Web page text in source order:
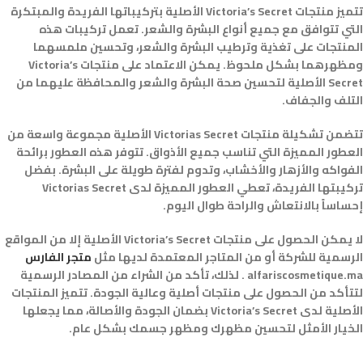
تتميز منتجات Victoria’s Secret الأصلية بتركيباتها الفريدة والمبتكرة
التي تتوافق مع جميع أنواع البشرة والشعر. تعمل تركيبات هذه
المنتجات على تغذية وترطيب البشرة والشعر، وتحسين ملمسهما
ومظهرهما بشكل ملحوظ. يمكن الاعتماد على منتجات Victoria’s
Secret الأصلية لتحسين صحة البشرة والشعر والمحافظة عليهما من
التلف والجفاف.
تتضمن تشكيلة منتجات Victorias Secret الأصلية مجموعة واسعة من
العطور المميزة التي تناسب جميع الأذواق. تتوفر هذه العطور برائحة
الفواكه والأزهار والأخشاب، وتدوم لفترة طويلة على البشرة. بفضل
تركيبتها الفريدة، تعطي العطور المميزة لدى Victorias Secret
إحساساً بالانتعاش والراحة طوال اليوم.
لا يمكن الحصول على منتجات Victoria’s Secret الأصلية إلا من المواقع
الرسمية للشركة أو من المتاجر المعتمدة لديها مثلمتجر الفارس
alfariscosmetique.ma . لذلك، تأكد من الشراء من المصادر الرسمية
لتتأكد من الحصول على منتجات أصلية وعالية الجودة. تتميز المنتجات
الأصلية لدى Victoria’s Secret بضمان الجودة والأصالة، مما يجعلها
الخيار الأمثل لتحسين مظهرك ومظهر جسمك بشكل عام.